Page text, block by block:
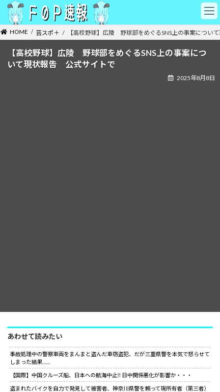
テ
ン
ゲ
ー HOME 芸スポ＋ 【高校野球】広陵 野球部をめぐるSNS上の事案につい
【高校野球】広陵 野球部をめぐるSNS上の事案につ
いて現状報告 公式サイトで
2025年8月8日
あわせて読みたい
事故処理中の警察車両をまんまと盗んだ車窃盗犯、だが三重県警を本気で怒らせて
しまった結果……
【国際】中国クルーズ船、日本への航海中止‼ 日中関係悪化が影響か・・・
盗まれたバイクを自力で発見して被害者、神奈川県警を頼って現所有者（第三者）